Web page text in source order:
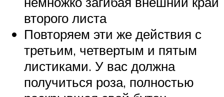
второго листа
Повторяем эти же действия с
третьим, четвертым и пятым
листиками. У вас должна
получиться роза, полностью